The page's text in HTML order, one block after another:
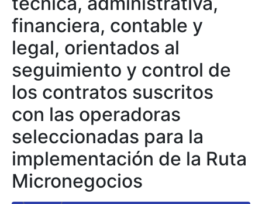
financiera, contable y
legal, orientados al
seguimiento y control de
los contratos suscritos
con las operadoras
seleccionadas para la
implementación de la Ruta
Micronegocios